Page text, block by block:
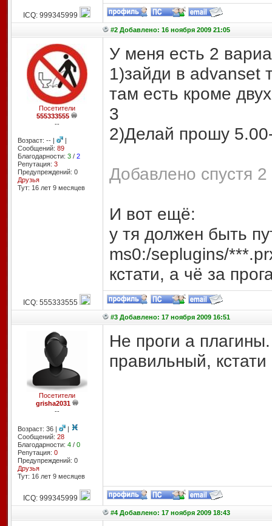
ICQ: 999345999
#2 Добавлено: 16 ноября 2009 21:05
Посетители
555333555
--
Возраст: -- |
|
Сообщений: 89
Благодарности: 3/ 2
Репутация: 3
Предупреждений: 0
Друзья
Тут: 16 лет 9 месяцев
У меня есть 2
1)зайди в advanset
там есть кроме
3
2)Делай прошу
Добавлено спустя
И вот ещё:
у тя должен быть
ms0:/seplugins/
кстати, а чё за
ICQ: 555333555
#3 Добавлено: 17 ноября 2009 16:51
Посетители
grisha2031
--
Возраст: 36 |
|
Сообщений: 28
Благодарности: 4/ 0
Репутация: 0
Предупреждений: 0
Друзья
Тут: 16 лет 9 месяцев
Не проги а
правильный,
ICQ: 999345999
#4 Добавлено: 17 ноября 2009 18:43